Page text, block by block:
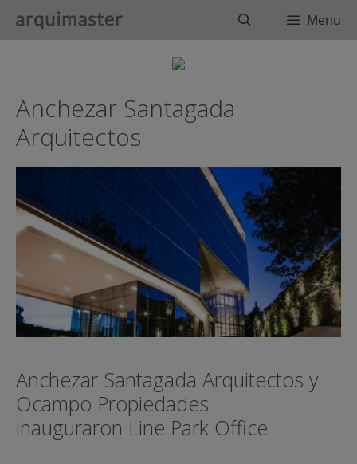
BuscarMenu
Anchezar Santagada
Arquitectos
Anchezar Santagada Arquitectos y
Ocampo Propiedades
inauguraron Line Park Office